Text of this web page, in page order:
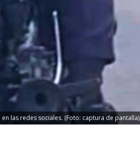
las redes sociales. (Foto: captura de pantalla)